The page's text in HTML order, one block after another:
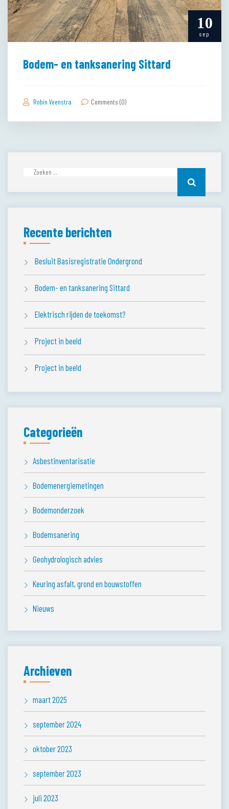
10
sep
Bodem- en tanksanering Sittard
Robin Veenstra Comments (0)
Zoeken
Recente berichten
Besluit Basisregistratie Ondergrond
Bodem- en tanksanering Sittard
Elektrisch rijden de toekomst?
Project in beeld
Project in beeld
Categorieën
Asbestinventarisatie
Bodemenergiemetingen
Bodemonderzoek
Bodemsanering
Geohydrologisch advies
Keuring asfalt, grond en bouwstoffen
Nieuws
Archieven
maart 2025
september 2024
oktober 2023
september 2023
juli 2023